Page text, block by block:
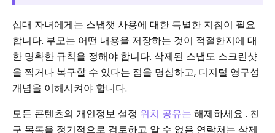
십대 자녀에게는 스냅챗 사용에 대한 특별한 지침이 필요
합니다. 부모는 어떤 내용을 저장하는 것이 적절한지에 대
한 명확한 규칙을 정해야 합니다. 삭제된 스냅도 스크린샷
을 찍거나 복구할 수 있다는 점을 명심하고, 디지털 영구성
개념을 이해시켜야 합니다.
모든 콘텐츠의 개인정보 설정 위치 공유는 해제하세요 . 친
구 목록을 정기적으로 검토하고 알 수 없음 연락처는 삭제